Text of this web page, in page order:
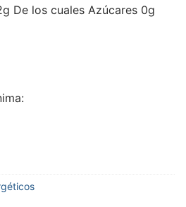
De los cuales Azúcares 0g